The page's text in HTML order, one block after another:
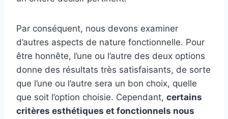
Par conséquent, nous devons examiner
d’autres aspects de nature fonctionnelle. Pour
être honnête, l’une ou l’autre des deux options
donne des résultats très satisfaisants, de sorte
que l’une ou l’autre sera un bon choix, quelle
que soit l’option choisie. Cependant, certains
critères esthétiques et fonctionnels nous